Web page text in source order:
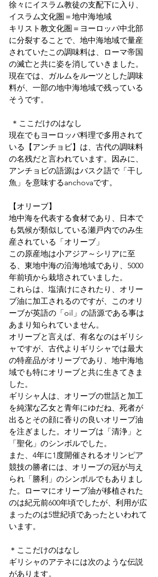
徐々にイスラム教徒の支配下に入り、
イスラム文化圏＝地中海地域
キリスト教文化圏＝ヨーロッパ中北部
に分裂することで、地中海地域で量産
されていたこの調味料は、ローマ帝国
の滅亡と共に姿を消していきました。
現在では、ガルムをルーツとした調味
料が、一部の地中海地域で残っている
そうです。
＊ここだけのはなし
現在でもヨーロッパ料理で多用されて
いる【アンチョビ】は、古代の調味料
の名残だと言われています。因みに、
アンチョビの語源はバスク語で「干し
魚」を意味するanchovaです。
【オリーブ】
地中海を代表する食材であり、日本で
も気候が類似している瀬戸内でのみ生
産されている「オリーブ」
この原産地は小アジア～シリアに至
る、東地中海の沿海地域であり、5000
年前頃から栽培されていました。
これらは、塩漬けにされたり、オリー
ブ油に加工されるのですが、このオリ
ーブが英語の「oil」の語源である事は
あまり知られていません。
オリーブと言えば、有名なのはギリシ
ャですが、古代よりギリシャでは最大
の特産品がオリーブであり、地中海地
域でも特にオリーブと共に生きてきま
した。
ギリシャ人は、オリーブの世話と加工
を純潔な乙女と青年にゆだね、死者が
出るとその顔に香りの良いオリーブ油
を注ぎました。オリーブは「清浄」と
「聖化」のシンボルでした。
また、4年に1度開催されるオリンピア
競技の勝者には、オリーブの冠が与え
られ「勝利」のシンボルでもありまし
た。ローマにオリーブ油が移植された
のは紀元前600年頃でしたが、利用が広
まったのは5世紀頃であったといわれて
います。
＊ここだけのはなし
ギリシャのアテネには次のような伝説
があります。